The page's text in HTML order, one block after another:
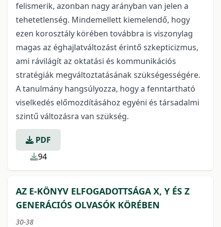
felismerik, azonban nagy arányban van jelen a
tehetetlenség. Mindemellett kiemelendő, hogy
ezen korosztály körében továbbra is viszonylag
magas az éghajlatváltozást érintő szkepticizmus,
ami rávilágít az oktatási és kommunikációs
stratégiák megváltoztatásának szükségességére.
A tanulmány hangsúlyozza, hogy a fenntartható
viselkedés előmozdításához egyéni és társadalmi
szintű változásra van szükség.
PDF
94
AZ E-KÖNYV ELFOGADOTTSÁGA X, Y ÉS Z
GENERÁCIÓS OLVASÓK KÖRÉBEN
30-38